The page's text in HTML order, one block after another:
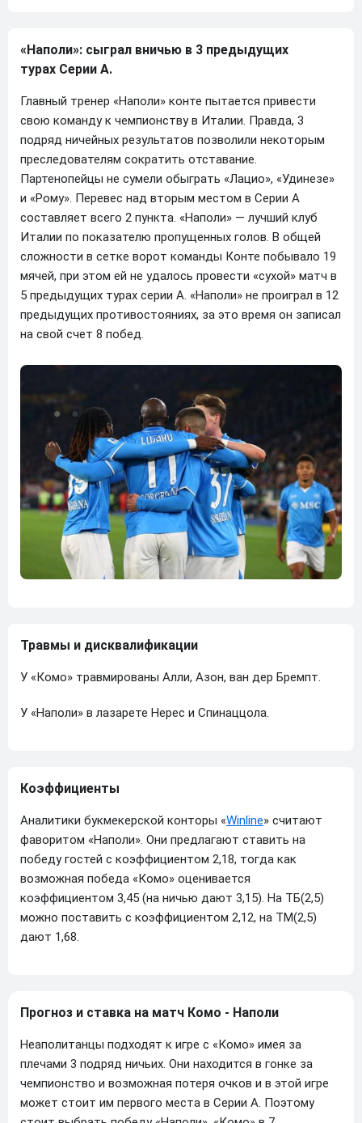
«Наполи»: сыграл вничью в 3 предыдущих
турах Серии А.
Главный тренер «Наполи» конте пытается привести
свою команду к чемпионству в Италии. Правда, 3
подряд ничейных результатов позволили некоторым
преследователям сократить отставание.
Партенопейцы не сумели обыграть «Лацио», «Удинезе»
и «Рому». Перевес над вторым местом в Серии А
составляет всего 2 пункта. «Наполи» — лучший клуб
Италии по показателю пропущенных голов. В общей
сложности в сетке ворот команды Конте побывало 19
мячей, при этом ей не удалось провести «сухой» матч в
5 предыдущих турах серии А. «Наполи» не проиграл в 12
предыдущих противостояниях, за это время он записал
на свой счет 8 побед.
Травмы и дисквалификации
У «Комо» травмированы Алли, Азон, ван дер Бремпт.
У «Наполи» в лазарете Нерес и Спинаццола.
Коэффициенты
Аналитики букмекерской конторы «Winline» считают
фаворитом «Наполи». Они предлагают ставить на
победу гостей с коэффициентом 2,18, тогда как
возможная победа «Комо» оценивается
коэффициентом 3,45 (на ничью дают 3,15). На ТБ(2,5)
можно поставить с коэффициентом 2,12, на ТМ(2,5)
дают 1,68.
Прогноз и ставка на матч Комо - Наполи
Неаполитанцы подходят к игре с «Комо» имея за
плечами 3 подряд ничьих. Они находится в гонке за
чемпионство и возможная потеря очков и в этой игре
может стоит им первого места в Серии А. Поэтому